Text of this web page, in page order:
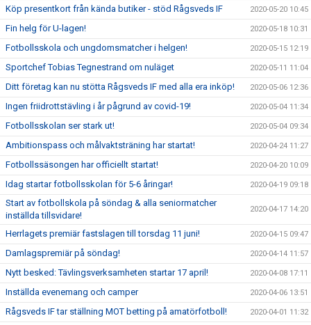
Köp presentkort från kända butiker - stöd Rågsveds IF 2020-05-20 10:45
Fin helg för U-lagen! 2020-05-18 10:31
Fotbollsskola och ungdomsmatcher i helgen! 2020-05-15 12:19
Sportchef Tobias Tegnestrand om nuläget 2020-05-11 11:04
Ditt företag kan nu stötta Rågsveds IF med alla era inköp! 2020-05-06 12:36
Ingen friidrottstävling i år pågrund av covid-19! 2020-05-04 11:34
Fotbollsskolan ser stark ut! 2020-05-04 09:34
Ambitionspass och målvaktsträning har startat! 2020-04-24 11:27
Fotbollssäsongen har officiellt startat! 2020-04-20 10:09
Idag startar fotbollsskolan för 5-6 åringar! 2020-04-19 09:18
Start av fotbollskola på söndag & alla seniormatcher
inställda tillsvidare!
2020-04-17 14:20
Herrlagets premiär fastslagen till torsdag 11 juni! 2020-04-15 09:47
Damlagspremiär på söndag! 2020-04-14 11:57
Nytt besked: Tävlingsverksamheten startar 17 april! 2020-04-08 17:11
Inställda evenemang och camper 2020-04-06 13:51
Rågsveds IF tar ställning MOT betting på amatörfotboll! 2020-04-01 11:32